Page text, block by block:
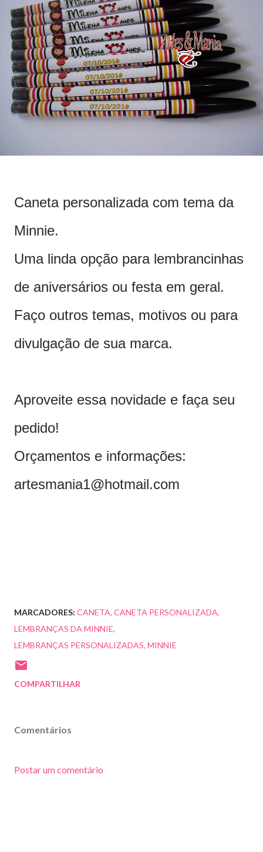
Caneta personalizada com tema da
Minnie.
Uma linda opção para lembrancinhas
de aniversários ou festa em geral.
Faço outros temas, motivos ou para
divulgação de sua marca.
Aproveite essa novidade e faça seu
pedido!
Orçamentos e informações:
artesmania1@hotmail.com
MARCADORES: CANETA CANETA PERSONALIZADA
LEMBRANÇAS DA MINNIE
LEMBRANÇAS PERSONALIZADAS MINNIE
COMPARTILHAR
Comentários
Postar um comentário